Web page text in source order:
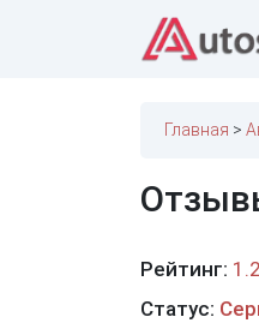
Главная
Рейтинг: 1.2
Статус: